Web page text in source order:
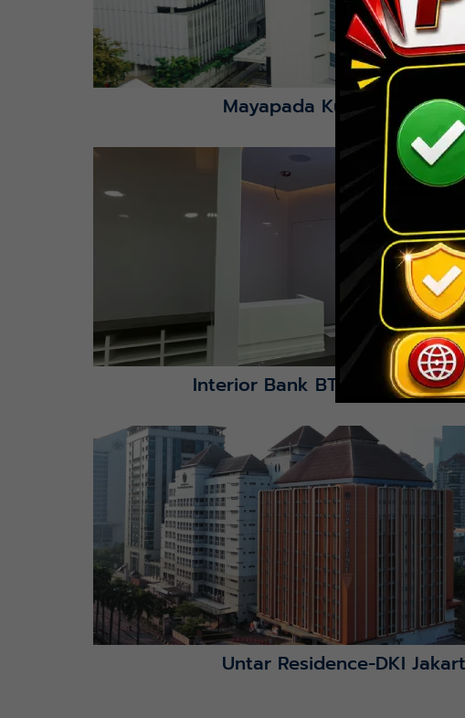
Mayapada Kuningan
Interior Bank BTN Jatimurni,
Lihat Detail Proyek
Untar Residence-DKI